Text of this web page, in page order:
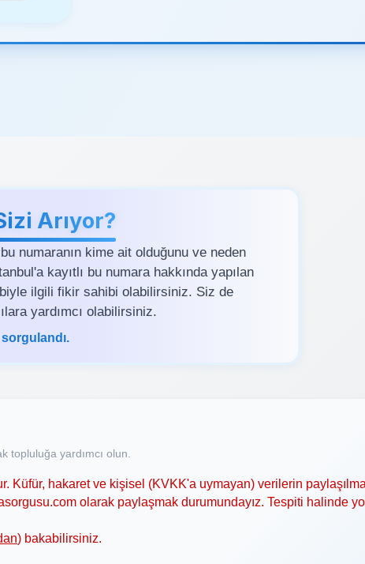
Arıyor?
numaranın kime ait olduğunu ve neden
kayıtlı bu numara hakkında yapılan
ilgili fikir sahibi olabilirsiniz. Siz de
yardımcı olabilirsiniz.
sorgulandı.
topluluğa yardımcı olun.
Küfür, hakaret ve kişisel (KVKK'a uymayan) verilerin
olarak paylaşmak durumundayız. Tespiti halinde
) bakabilirsiniz.